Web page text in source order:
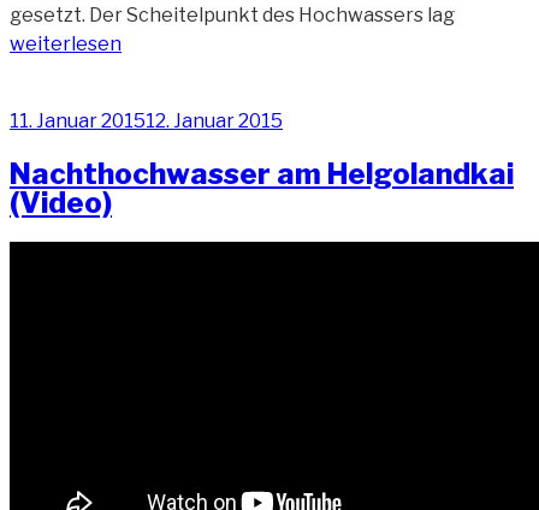
gesetzt. Der Scheitelpunkt des Hochwassers lag„Bei
weiterlesen
Veröffentlicht
11. Januar 201512. Januar 2015
Nachthochwasser am Helgolandkai
(Video)